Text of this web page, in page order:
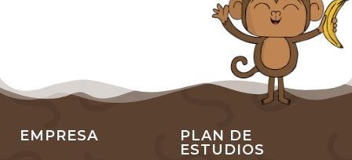
EMPRESA
PLAN DE
ESTUDIOS